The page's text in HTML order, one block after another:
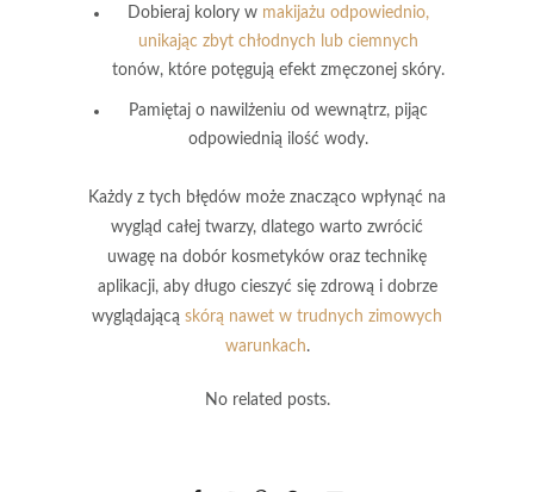
Dobieraj kolory w makijażu odpowiednio,
unikając zbyt chłodnych lub ciemnych
tonów, które potęgują efekt zmęczonej skóry.
Pamiętaj o nawilżeniu od wewnątrz, pijąc
odpowiednią ilość wody.
Każdy z tych błędów może znacząco wpłynąć na
wygląd całej twarzy, dlatego warto zwrócić
uwagę na dobór kosmetyków oraz technikę
aplikacji, aby długo cieszyć się zdrową i dobrze
wyglądającą skórą nawet w trudnych zimowych
warunkach.
No related posts.